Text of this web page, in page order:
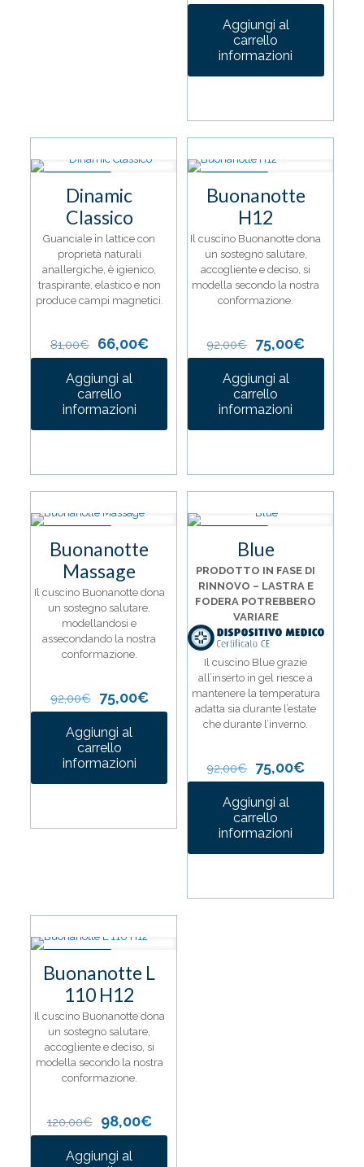
prezzo
originale
era:
67,00€.
prezzo
Aggiungi al
carrello
informazioni
Dinamic
Classico
Guanciale in lattice con
proprietà naturali
anallergiche, è igienico,
traspirante, elastico e non
produce campi magnetici.
81,00€
Il
prezzo
originale
era:
81,00€.
66,00€Il
prezzo
Aggiungi al
carrello
informazioni
Buonanotte
H12
Il cuscino Buonanotte dona
un sostegno salutare,
accogliente e deciso, si
modella secondo la nostra
conformazione.
92,00€
Il
prezzo
originale
era:
92,00€.
75,00€Il
prezzo
Aggiungi al
carrello
informazioni
Buonanotte
Massage
Il cuscino Buonanotte dona
un sostegno salutare,
modellandosi e
assecondando la nostra
conformazione.
92,00€
Il
prezzo
originale
era:
92,00€.
75,00€Il
prezzo
Aggiungi al
carrello
informazioni
Blue
PRODOTTO IN FASE DI
RINNOVO – LASTRA E
FODERA POTREBBERO
VARIARE
Il cuscino Blue grazie
all’inserto in gel riesce a
mantenere la temperatura
adatta sia durante l’estate
che durante l’inverno.
92,00€
Il
prezzo
originale
era:
92,00€.
75,00€Il
prezzo
Aggiungi al
carrello
informazioni
Buonanotte L
110 H12
Il cuscino Buonanotte dona
un sostegno salutare,
accogliente e deciso, si
modella secondo la nostra
conformazione.
120,00€
Il
prezzo
originale
98,00€Il
prezzo
Aggiungi al